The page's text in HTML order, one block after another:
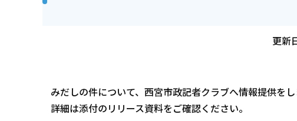
更新
みだしの件について、西宮市政記者クラブへ情報提供をし
詳細は添付のリリース資料をご確認ください。